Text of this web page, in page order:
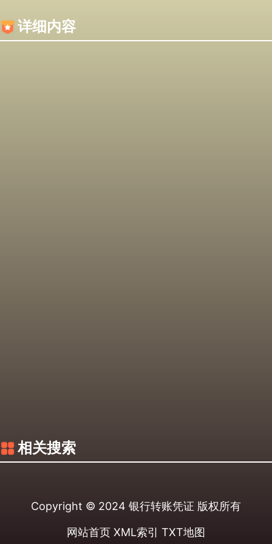
详细内容
相关搜索
Copyright © 2024 银行转账凭证 版权所有
网站首页 XML索引 TXT地图